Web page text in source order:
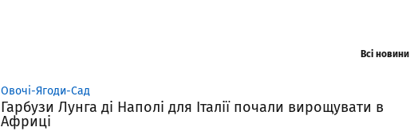
Всі новини
Овочі-Ягоди-Сад
Гарбузи Лунга ді Наполі для Італії почали вирощувати в
Африці